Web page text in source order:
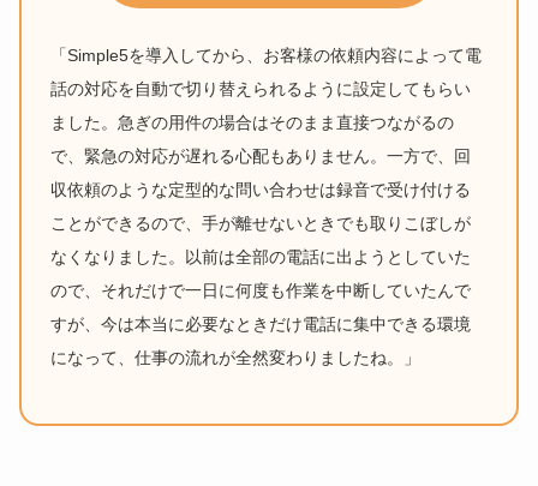
「Simple5を導入してから、お客様の依頼内容によって電
話の対応を自動で切り替えられるように設定してもらい
ました。急ぎの用件の場合はそのまま直接つながるの
で、緊急の対応が遅れる心配もありません。一方で、回
収依頼のような定型的な問い合わせは録音で受け付ける
ことができるので、手が離せないときでも取りこぼしが
なくなりました。以前は全部の電話に出ようとしていた
ので、それだけで一日に何度も作業を中断していたんで
すが、今は本当に必要なときだけ電話に集中できる環境
になって、仕事の流れが全然変わりましたね。」